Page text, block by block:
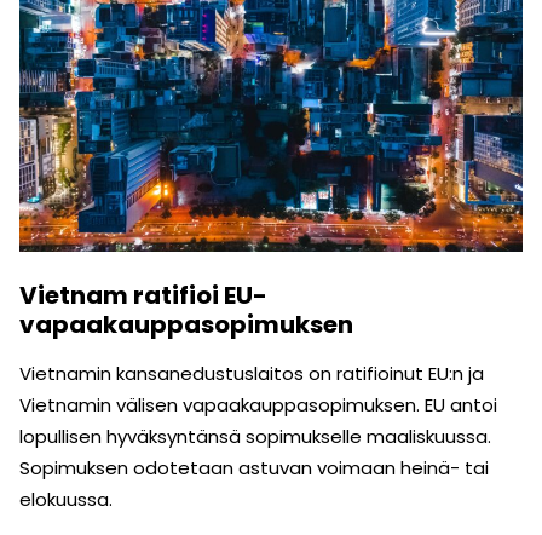
Vietnam ratifioi EU-
vapaakauppasopimuksen
Vietnamin kansanedustuslaitos on ratifioinut EU:n ja
Vietnamin välisen vapaakauppasopimuksen. EU antoi
lopullisen hyväksyntänsä sopimukselle maaliskuussa.
Sopimuksen odotetaan astuvan voimaan heinä- tai
elokuussa.